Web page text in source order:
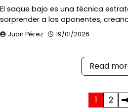
El saque bajo es una técnica
sorprender a los oponentes,
Juan Pérez 19/01/2026
Read
1 2